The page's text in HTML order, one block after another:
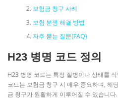
보험금 청구 사례
보험 분쟁 해결 방법
자주 묻는 질문(FAQ)
H23 병명 코드 정의
H23 병명 코드는 특정 질병이나 상태를
코드는 보험금 청구 시 매우 중요하며, 해
금 청구가 원활하게 이루어질 수 있습니